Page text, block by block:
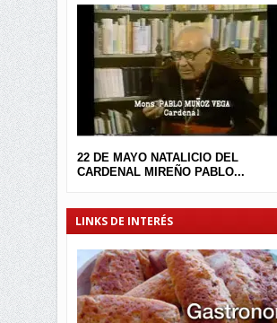
22 DE MAYO NATALICIO DEL
CARDENAL MIREÑO PABLO...
LINKS DE INTERÉS